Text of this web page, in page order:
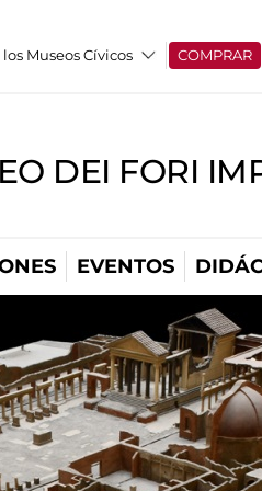
los Museos Cívicos COMPRAR
DEI FORI
EVENTOS